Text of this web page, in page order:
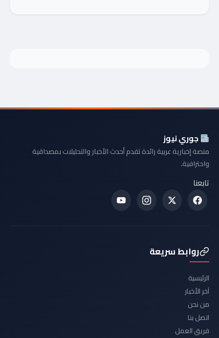
جوري نيوز
منصة إخبارية عربية رائدة تقدم أحدث الأخبار والتحليلات بمصداقية
واحترافية.
تابعنا
روابط سريعة
الرئيسية
آخر الأخبار
من نحن
اتصل بنا
فريق العمل